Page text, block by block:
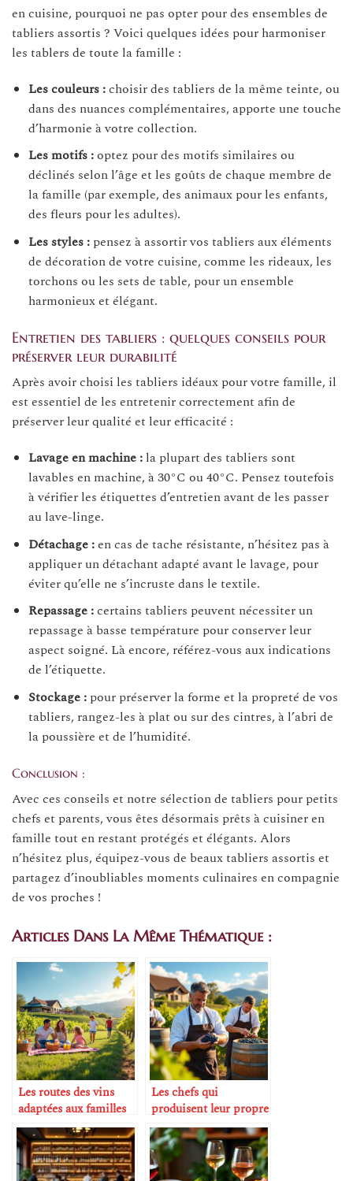
en cuisine, pourquoi ne pas opter pour des ensembles de
tabliers assortis ? Voici quelques idées pour harmoniser
les tablers de toute la famille :
Les couleurs :choisir des tabliers de la même teinte, ou
dans des nuances complémentaires, apporte une touche
d’harmonie à votre collection.
Les motifs :optez pour des motifs similaires ou
déclinés selon l’âge et les goûts de chaque membre de
la famille (par exemple, des animaux pour les enfants,
des fleurs pour les adultes).
Les styles :pensez à assortir vos tabliers aux éléments
de décoration de votre cuisine, comme les rideaux, les
torchons ou les sets de table, pour un ensemble
harmonieux et élégant.
Entretien des tabliers : quelques conseils pour
préserver leur durabilité
Après avoir choisi les tabliers idéaux pour votre famille, il
est essentiel de les entretenir correctement afin de
préserver leur qualité et leur efficacité :
Lavage en machine :la plupart des tabliers sont
lavables en machine, à 30°C ou 40°C. Pensez toutefois
à vérifier les étiquettes d’entretien avant de les passer
au lave-linge.
Détachage :en cas de tache résistante, n’hésitez pas à
appliquer un détachant adapté avant le lavage, pour
éviter qu’elle ne s’incruste dans le textile.
Repassage :certains tabliers peuvent nécessiter un
repassage à basse température pour conserver leur
aspect soigné. Là encore, référez-vous aux indications
de l’étiquette.
Stockage :pour préserver la forme et la propreté de vos
tabliers, rangez-les à plat ou sur des cintres, à l’abri de
la poussière et de l’humidité.
Conclusion :
Avec ces conseils et notre sélection de tabliers pour petits
chefs et parents, vous êtes désormais prêts à cuisiner en
famille tout en restant protégés et élégants. Alors
n’hésitez plus, équipez-vous de beaux tabliers assortis et
partagez d’inoubliables moments culinaires en compagnie
de vos proches !
Articles Dans La Même Thématique :
Les routes des vins
adaptées aux familles
avec enfants
Les chefs qui
produisent leur propre
vin